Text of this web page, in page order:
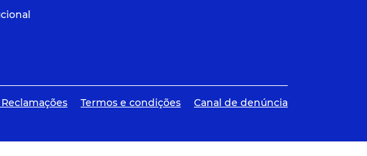
Termos e condições Canal de denúncia